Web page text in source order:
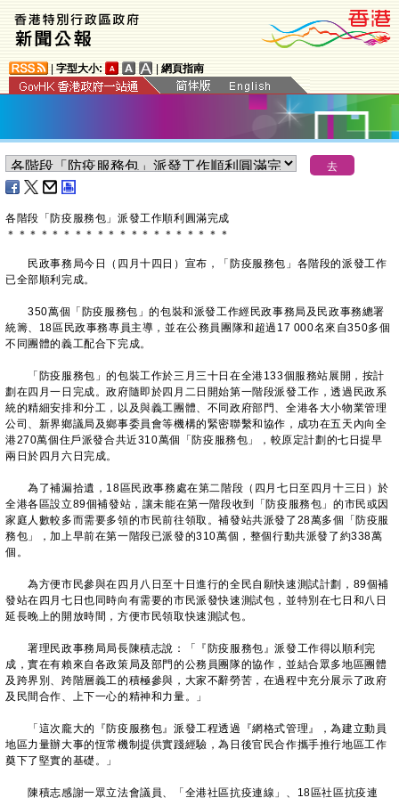
字型大小: 網頁指南
​各階段「防疫服務包」派發工作順利圓滿完成
＊ ＊ ＊ ＊ ＊ ＊ ＊ ＊ ＊ ＊ ＊ ＊ ＊ ＊ ＊ ＊ ＊ ＊ ＊ ＊
民政事務局今日（四月十四日）宣布，「防疫服務包」各階段的派發工作
已全部順利完成。
350萬個「防疫服務包」的包裝和派發工作經民政事務局及民政事務總署
統籌、18區民政事務專員主導，並在公務員團隊和超過17 000名來自350多個
不同團體的義工配合下完成。
「防疫服務包」的包裝工作於三月三十日在全港133個服務站展開，按計
劃在四月一日完成。政府隨即於四月二日開始第一階段派發工作，透過民政系
統的精細安排和分工，以及與義工團體、不同政府部門、全港各大小物業管理
公司、新界鄉議局及鄉事委員會等機構的緊密聯繫和協作，成功在五天內向全
港270萬個住戶派發合共近310萬個「防疫服務包」，較原定計劃的七日提早
兩日於四月六日完成。
為了補漏拾遺，18區民政事務處在第二階段（四月七日至四月十三日）於
全港各區設立89個補發站，讓未能在第一階段收到「防疫服務包」的市民或因
家庭人數較多而需要多領的市民前往領取。補發站共派發了28萬多個「防疫服
務包」，加上早前在第一階段已派發的310萬個，整個行動共派發了約338萬
個。
為方便市民參與在四月八日至十日進行的全民自願快速測試計劃，89個補
發站在四月七日也同時向有需要的市民派發快速測試包，並特別在七日和八日
延長晚上的開放時間，方便市民領取快速測試包。
署理民政事務局局長陳積志說：「『防疫服務包』派發工作得以順利完
成，實在有賴來自各政策局及部門的公務員團隊的協作，並結合眾多地區團體
及跨界別、跨階層義工的積極參與，大家不辭勞苦，在過程中充分展示了政府
及民間合作、上下一心的精神和力量。」
「這次龐大的『防疫服務包』派發工程透過『網格式管理』，為建立動員
地區力量辦大事的恆常機制提供實踐經驗，為日後官民合作攜手推行地區工作
奠下了堅實的基礎。」
陳積志感謝一眾立法會議員、「全港社區抗疫連線」、18區社區抗疫連